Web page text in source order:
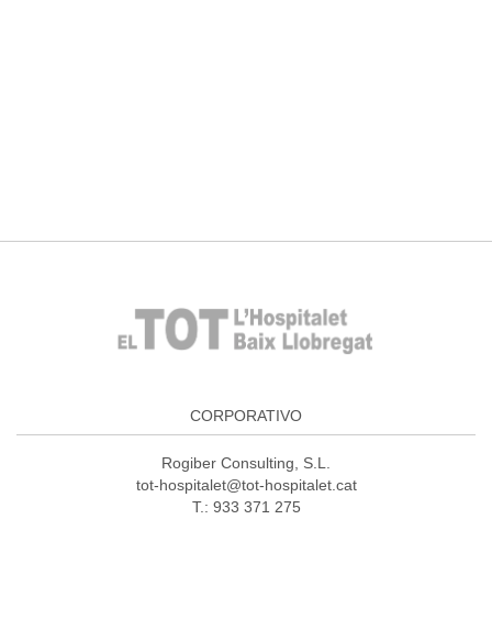
CORPORATIVO
Rogiber Consulting, S.L.
tot-hospitalet@tot-hospitalet.cat
T.: 933 371 275